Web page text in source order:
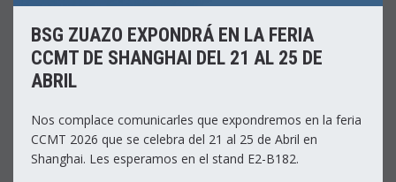
BSG ZUAZO EXPONDRÁ EN LA FERIA
CCMT DE SHANGHAI DEL 21 AL 25 DE
ABRIL
Nos complace comunicarles que expondremos en la feria
CCMT 2026 que se celebra del 21 al 25 de Abril en
Shanghai. Les esperamos en el stand E2-B182.